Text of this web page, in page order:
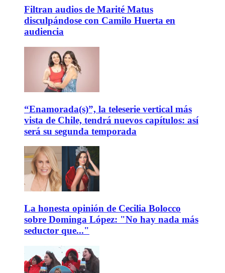
Filtran audios de Marité Matus
disculpándose con Camilo Huerta en
audiencia
“Enamorada(s)”, la teleserie vertical más
vista de Chile, tendrá nuevos capítulos: así
será su segunda temporada
La honesta opinión de Cecilia Bolocco
sobre Dominga López: "No hay nada más
seductor que..."